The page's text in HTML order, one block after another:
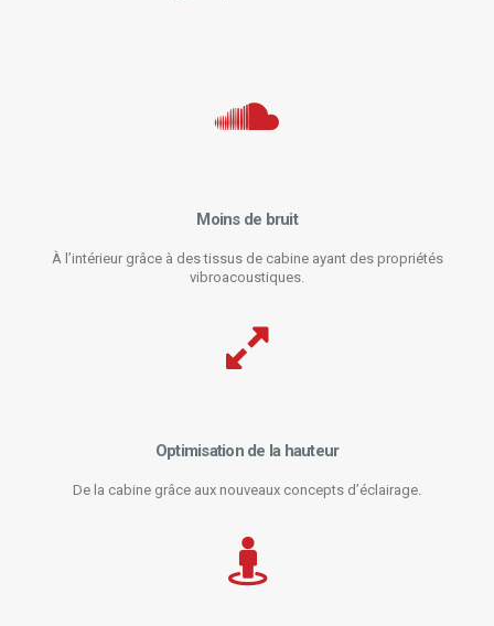
Moins de bruit
À l’intérieur grâce à des tissus de cabine ayant des propriétés
vibroacoustiques.
Optimisation de la hauteur
De la cabine grâce aux nouveaux concepts d’éclairage.